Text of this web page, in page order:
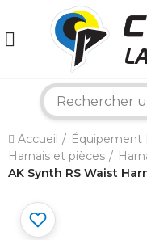
Accueil
Équipement
Harnais et pièces
AK Synth RS Waist
Bonjour ! Je
Comment